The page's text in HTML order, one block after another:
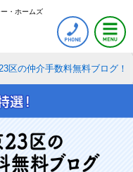
・ホームズ
区の仲介手数料無料ブログ！